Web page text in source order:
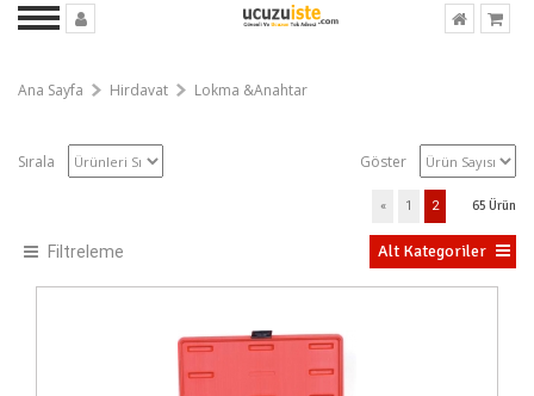
Ana Sayfa Hirdavat Lokma &Anahtar
Sırala Göster
65 Ürün
« 1 2
Filtreleme Alt Kategoriler